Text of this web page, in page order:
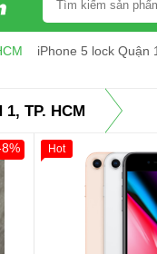
iPhone 5 lock Quận
1, TP. HCM
Giảm 100.000đ
Thân Thiết
Hot